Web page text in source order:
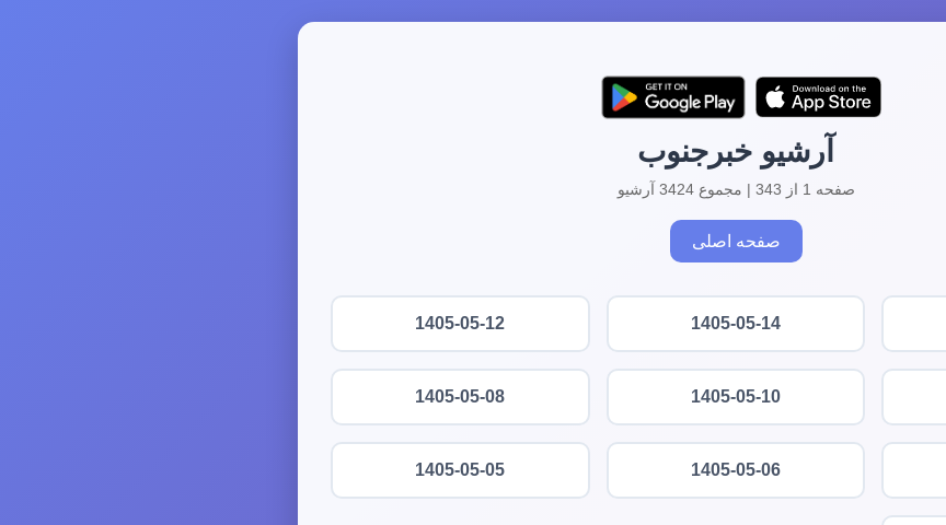
آرشیو خبرجنوب
صفحه 1 از 343 | مجموع 3424 آرشیو
صفحه اصلی
1405-05-14
1405-05-12
1405-05-10
1405-05-08
1405-05-06
1405-05-05